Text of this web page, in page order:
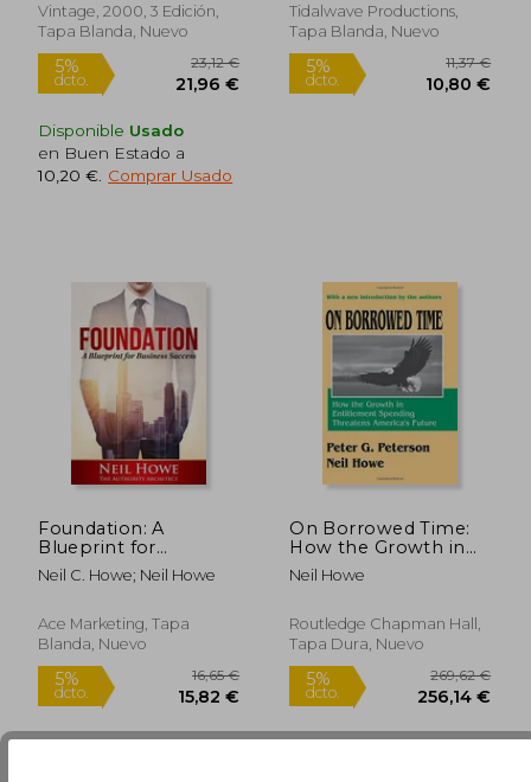
Vintage, 2000, 3 Edición,
Tapa Blanda, Nuevo
5%
dcto.
Disponible Usado
en Buen Estado a
10,20 € Comprar Usado
Tidalwave Productions,
Tapa Blanda, Nuevo
5%
dcto.
Foundation: A
Blueprint for
Business Success (en
Inglés)
Neil C. Howe; Neil Howe
Ace Marketing, Tapa
Blanda, Nuevo
On Borrowed Time:
How the Growth in
Entitlement
Spending Threatens
Inglés)
Neil Howe
Routledge Chapman Hall,
Tapa Dura, Nuevo